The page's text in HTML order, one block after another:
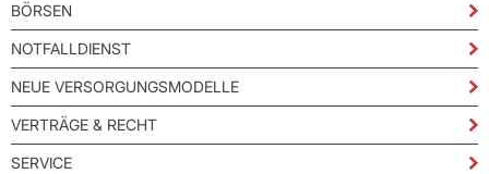
BÖRSEN
NOTFALLDIENST
NEUE VERSORGUNGSMODELLE
VERTRÄGE & RECHT
SERVICE